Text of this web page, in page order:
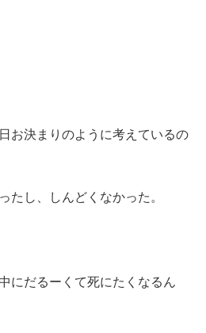
お決まりのように考えているの
たし、しんどくなかった。
にだるーくて死にたくなるん